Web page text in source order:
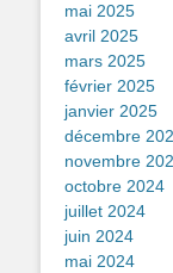
mai 2025
avril 2025
mars 2025
février 2025
janvier 2025
décembre
novembre
octobre 2024
juillet 2024
juin 2024
mai 2024